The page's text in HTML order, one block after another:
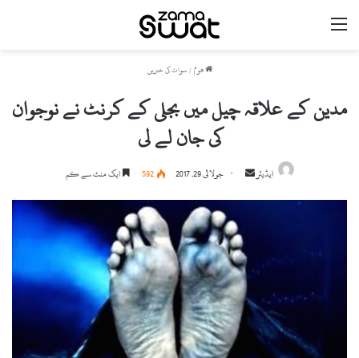
ھوم / سوات کی خبریں
مدین کے علاقہ چیل میں بجلی کے کرنٹ نے نوجوان
کی جان لے لی
ایڈیٹر
d
a
n
e
m
جولائی 29, 2017 592 ایک منٹ سے کم